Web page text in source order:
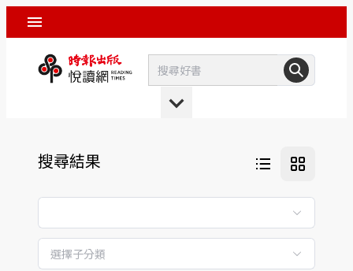
搜尋結果
選擇子分類